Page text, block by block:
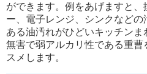
ができます。例をあげますと、
ー、電子レンジ、シンクなどの
ある油汚れがひどいキッチンま
無害で弱アルカリ性である重曹
スメします。